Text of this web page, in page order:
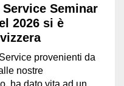
Seminar
2026 si è
provenienti da
nostre
ha dato vita ad un